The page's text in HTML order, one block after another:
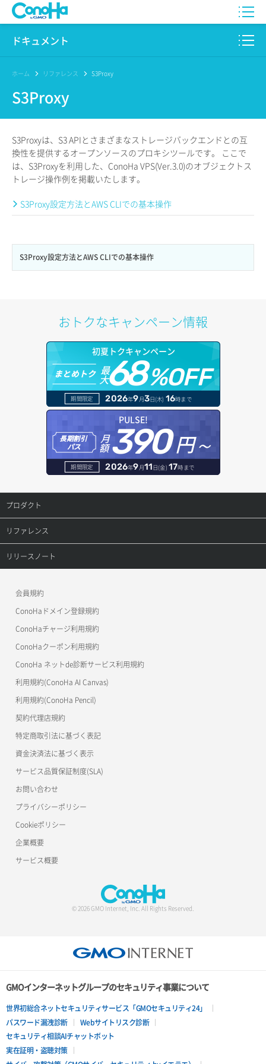
WING
for GAME
Pencil
サービス一覧
サポート
ドキュメント
このサイトについて
プロダクト
リリースノート
ホーム リファレンス S3Proxy
S3Proxy
S3Proxy設定方法とAWS CLIでの基本操作
S3Proxyは、S3 APIとさまざまなストレージバックエンドとの互
換性を提供するオープンソースのプロキシツールです。 ここで
は、S3Proxyを利用した、ConoHa VPS(Ver.3.0)のオブジェクトス
トレージ操作例を掲載いたします。
S3Proxy設定方法とAWS CLIでの基本操作
おトクなキャンペーン情報
初夏トクキャンペーン
まとめトク 最
大68%OFF
期間限定 2026年9月3日(木) 16時まで
PULSE!
長期割引
パス
月
額390円～
期間限定 2026年9月11日(金) 17時まで
プロダクト
プロダクトトップ
ConoHa VPS(Ver.3.0)
ConoHa for GAME
リファレンス
リファレンストップ
OpenStack CLI
Terraform
s3cmd
公開API(ConoHa VPS Ver.2.0)
リリースノート
会員規約
ConoHaドメイン登録規約
ConoHaチャージ利用規約
ConoHaクーポン利用規約
ConoHa ネットde診断サービス利用規約
利用規約(ConoHa AI Canvas)
利用規約(ConoHa Pencil)
契約代理店規約
特定商取引法に基づく表記
資金決済法に基づく表示
サービス品質保証制度(SLA)
お問い合わせ
プライバシーポリシー
Cookieポリシー
企業概要
サービス概要
© 2026 GMO Internet, Inc. All Rights Reserved.
GMOインターネットグループのセキュリティ事業について
世界初総合ネットセキュリティサービス「GMOセキュリティ24」
パスワード漏洩診断
Webサイトリスク診断
セキュリティ相談AIチャットボット
実在証明・盗聴対策